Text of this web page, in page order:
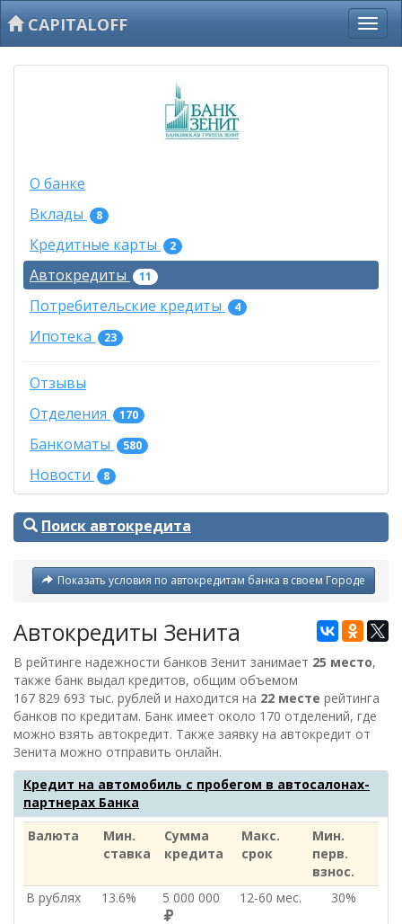
CAPITALOFF
О банке
Вклады
8
Кредитные карты 2
Автокредиты 11
Потребительские кредиты 4
Ипотека 23
Отзывы
Отделения
170
Банкоматы 580
Новости 8
Поиск автокредита
Показать условия по автокредитам банка в своем Городе
Автокредиты Зенита
В рейтинге надежности банков Зенит занимает 25 место,
также банк выдал кредитов, общим объемом
167 829 693 тыс. рублей и находится на 22 месте рейтинга
банков по кредитам. Банк имеет около 170 отделений, где
можно взять автокредит. Также заявку на автокредит от
Зенита можно отправить онлайн.
Кредит на автомобиль с пробегом в автосалонах-
партнерах Банка
Валюта
Мин.
ставка
Сумма
кредита
Макс.
срок
Мин.
перв.
взнос.
В рублях
13.6% 5 000 000 12‑60 мес. 30%